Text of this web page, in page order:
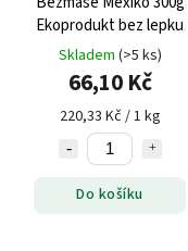
Ekoprodukt bez lepku
Skladem (>5 ks)
66,10 Kč
220,33 Kč / 1 kg
Do košíku